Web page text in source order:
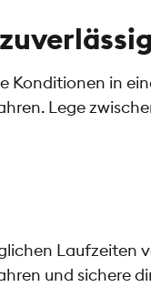
Konditionen in
Lege
Laufzeiten
und sichere